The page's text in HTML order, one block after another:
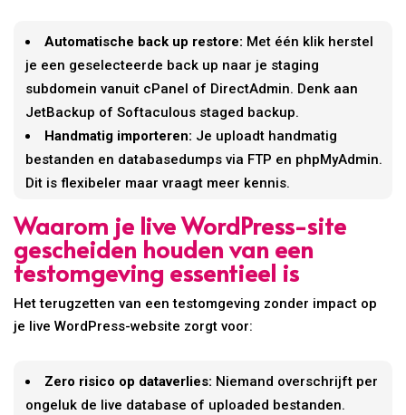
Automatische back up restore: Met één klik herstel
je een geselecteerde back up naar je staging
subdomein vanuit cPanel of DirectAdmin. Denk aan
JetBackup of Softaculous staged backup.
Handmatig importeren: Je uploadt handmatig
bestanden en databasedumps via FTP en phpMyAdmin.
Dit is flexibeler maar vraagt meer kennis.
Waarom je live WordPress-site
gescheiden houden van een
testomgeving essentieel is
Het terugzetten van een testomgeving zonder impact op
je live WordPress-website zorgt voor:
Zero risico op dataverlies: Niemand overschrijft per
ongeluk de live database of uploaded bestanden.